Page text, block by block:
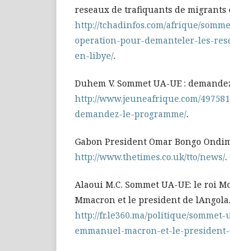
reseaux de trafiquants de migrants
http://tchadinfos.com/afrique/
operation-pour-demanteler-les-
en-libye/.
Duhem V. Sommet UA-UE :
http://www.jeuneafrique.com/
demandez-le-programme/.
Gabon President Omar Bongo
http://www.thetimes.co.uk/tto/news/.
Alaoui M.C. Sommet UA-UE: le roi
Mmacron et le president de lAngola.
http://fr.le360.ma/politique/
emmanuel-macron-et-le-president-